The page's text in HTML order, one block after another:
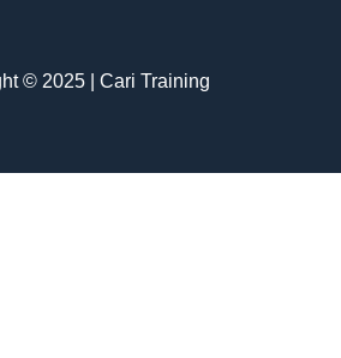
© 2025 | Cari Training